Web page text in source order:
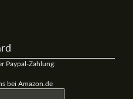
Paypal-Zahlung:
bei Amazon.de